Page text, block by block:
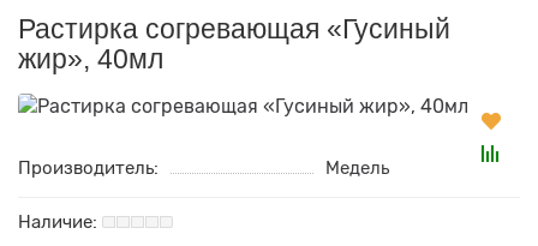
Растирка согревающая «Гусиный
жир», 40мл
Производитель: Медель